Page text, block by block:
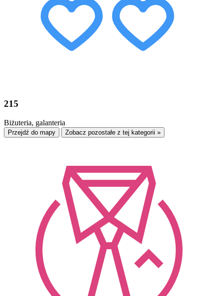
215
Biżuteria, galanteria
Przejdź do mapy Zobacz pozostałe z tej kategorii »